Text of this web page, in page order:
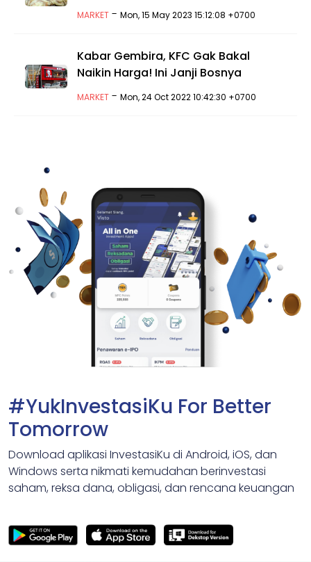
MARKET- Mon, 15 May 2023 15:12:08 +0700
Kabar Gembira, KFC Gak Bakal
Naikin Harga! Ini Janji Bosnya
MARKET -Mon, 24 Oct 2022 10:42:30 +0700
#YukInvestasiKu For Better
Tomorrow
Download aplikasi InvestasiKu di Android, iOS, dan
Windows serta nikmati kemudahan berinvestasi
saham, reksa dana, obligasi, dan rencana keuangan